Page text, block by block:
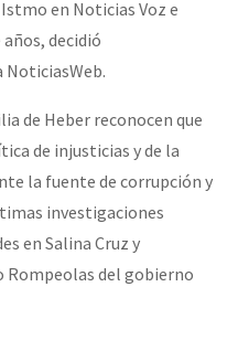
en Noticias Voz e
decidió
NoticiasWeb.
de Heber reconocen que
de injusticias y de la
la fuente de corrupción y
investigaciones
en Salina Cruz y
del gobierno